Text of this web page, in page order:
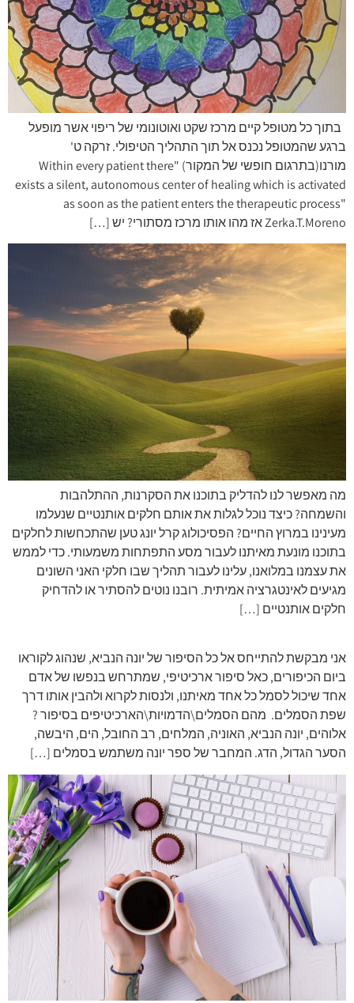
בתוך כל מטופל קיים מרכז שקט ואוטונומי של ריפוי אשר מופעל
ברגע שהמטופל נכנס אל תוך התהליך הטיפולי. זרקה ט'
מורנו(בתרגום חופשי של המקור) "Within every patient there
exists a silent, autonomous center of healing which is activated
as soon as the patient enters the therapeutic process"
Zerka.T.Moreno אז מהו אותו מרכז מסתורי? יש […]
מה מאפשר לנו להדליק בתוכנו את הסקרנות, ההתלהבות
והשמחה? כיצד נוכל לגלות את אותם חלקים אותנטיים שנעלמו
מעינינו במרוץ החיים? הפסיכולוג קרל יונג טען שהתכחשות לחלקים
בתוכנו מונעת מאיתנו לעבור מסע התפתחות משמעותי. כדי לממש
את עצמנו במלואנו, עלינו לעבור תהליך שבו חלקי האני השונים
מגיעים לאינטגרציה אמיתית. רובנו נוטים להסתיר או להדחיק
חלקים אותנטיים […]
אני מבקשת להתייחס אל כל הסיפור של יונה הנביא, שנהוג לקוראו
ביום הכיפורים, כאל סיפור ארכיטיפי, שמתרחש בנפשו של אדם
אחד שיכול לסמל כל אחד מאיתנו, ולנסות לקרוא ולהבין אותו דרך
שפת הסמלים. מהם הסמלים\הדמויות\הארכיטיפים בסיפור ?
אלוהים, יונה הנביא, האוניה, המלחים, רב החובל, הים, היבשה,
הסער הגדול, הדג. המחבר של ספר יונה משתמש בסמלים […]